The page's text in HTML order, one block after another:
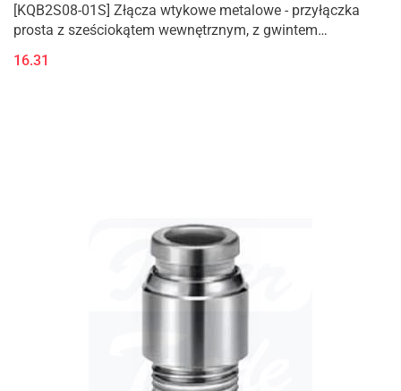
[KQB2S08-01S] Złącza wtykowe metalowe - przyłączka
prosta z sześciokątem wewnętrznym, z gwintem
16.31